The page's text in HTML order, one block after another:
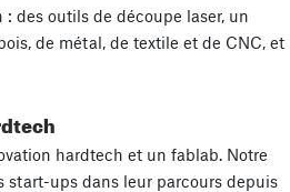
des outils de découpe laser, un
de métal, de textile et de CNC, et
hardtech et un fablab. Notre
start-ups dans leur parcours depuis